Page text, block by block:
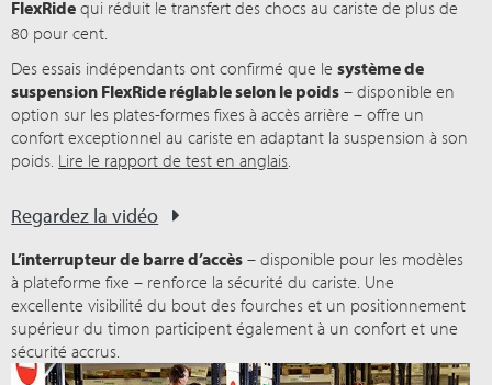
FlexRide qui réduit le transfert des chocs au cariste de plus de
80 pour cent.
Des essais indépendants ont confirmé que lesystème de
suspension FlexRide réglable selon le poids – disponible en
option sur les plates-formes fixes à accès arrière – offre un
confort exceptionnel au cariste en adaptant la suspension à son
poids. Lire le rapport de test en anglais.
Regardez la vidéo
L’interrupteur de barre d’accès – disponible pour les modèles
à plateforme fixe – renforce la sécurité du cariste. Une
excellente visibilité du bout des fourches et un positionnement
supérieur du timon participent également à un confort et une
sécurité accrus.